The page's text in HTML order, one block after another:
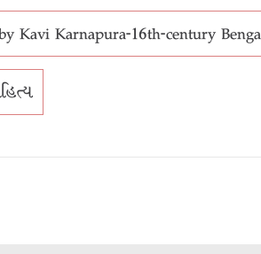
Kavi Karnapura-16th-century